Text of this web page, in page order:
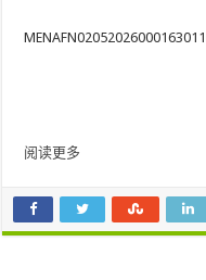
阅读更多